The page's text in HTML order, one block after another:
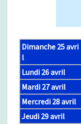
Dimanche 25 avri
l
Lundi 26 avril
Mardi 27 avril
Mercredi 28 avril
Jeudi 29 avril